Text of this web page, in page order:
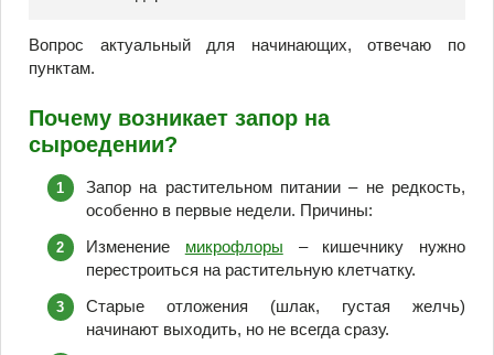
Вопрос актуальный для начинающих, отвечаю по
пунктам.
Почему возникает запор на
сыроедении?
Запор на растительном питании – не редкость,
особенно в первые недели. Причины:
Изменение микрофлоры – кишечнику нужно
перестроиться на растительную клетчатку.
Старые отложения (шлак, густая желчь)
начинают выходить, но не всегда сразу.